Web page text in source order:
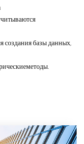
создания базы данных,
методы.